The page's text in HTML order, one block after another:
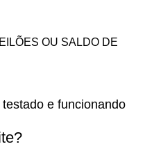
OU SALDO DE
e funcionando